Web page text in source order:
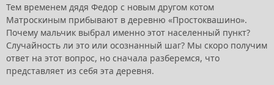
Тем временем дядя Федор с новым другом котом
Матроскиным прибывают в деревню «Простоквашино».
Почему мальчик выбрал именно этот населенный пункт?
Случайность ли это или осознанный шаг? Мы скоро получим
ответ на этот вопрос, но сначала разберемся, что
представляет из себя эта деревня.